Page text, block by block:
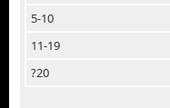
5-10
11-19
?20